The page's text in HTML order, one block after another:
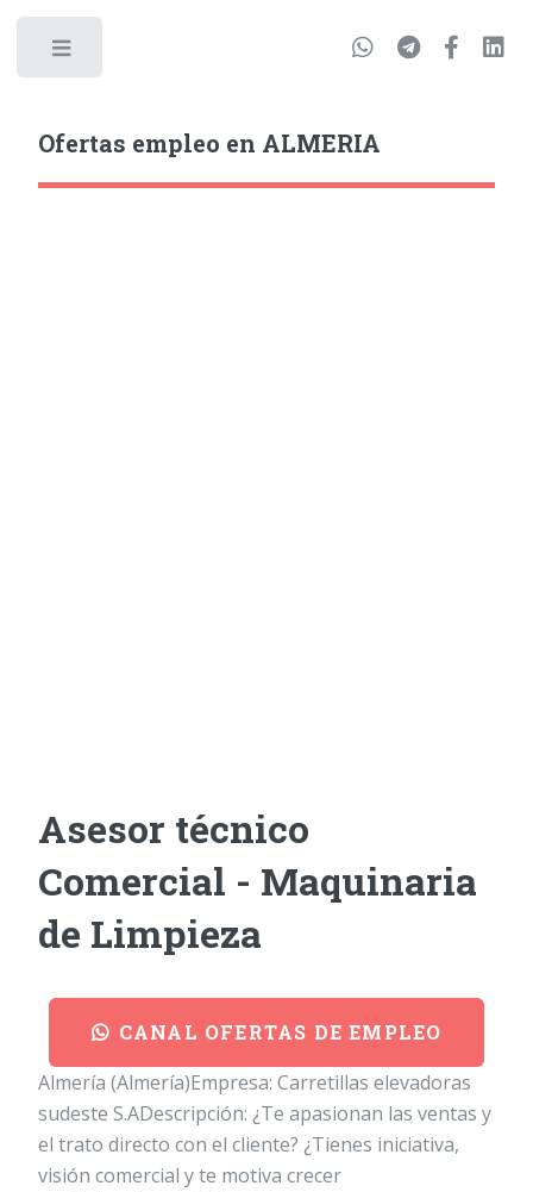
Ofertas empleo en ALMERIA
Asesor técnico
Comercial - Maquinaria
de Limpieza
CANAL OFERTAS DE EMPLEO
Almería (Almería)Empresa: Carretillas elevadoras
sudeste S.ADescripción: ¿Te apasionan las ventas y
el trato directo con el cliente? ¿Tienes iniciativa,
visión comercial y te motiva crecer